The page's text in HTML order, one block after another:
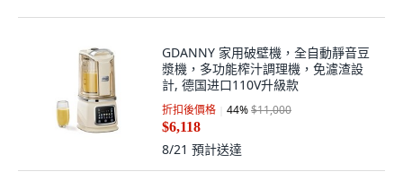
GDANNY 家用破壁機，全自動靜音豆
漿機，多功能榨汁調理機，免濾渣設
計, 德国进口110V升級款
折扣後價格 44%$11,000
$6,118
8/21 預計送達